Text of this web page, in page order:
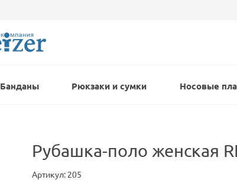
Банданы Рюкзаки и сумки Носовые
Рубашка-поло женская
Артикул: 205